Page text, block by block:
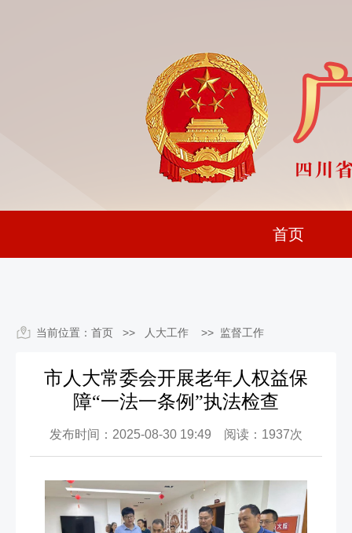
首页
当前位置： 首页 >> 人大工作 >> 监督工作
市人大常委会开展老年人权益保
障“一法一条例”执法检查
发布时间：2025-08-30 19:49 阅读：1937次